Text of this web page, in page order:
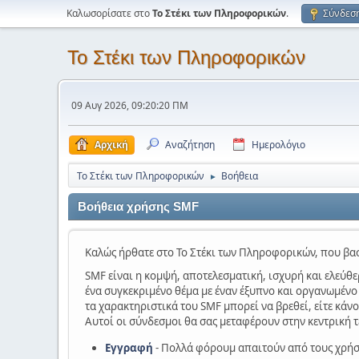
Καλωσορίσατε στοΤο Στέκι των Πληροφορικών.
Το Στέκι των Πληροφορικών
09 Αυγ 2026, 09:20:20 ΠΜ
Αρχική Αναζήτηση Ημερολόγιο
Το Στέκι των Πληροφορικών ► Βοήθεια
Βοήθεια χρήσης SMF
Καλώς ήρθατε στο Το Στέκι των Πληροφορικών, που
SMF είναι η κομψή, αποτελεσματική, ισχυρή και
ένα συγκεκριμένο θέμα με έναν έξυπνο και
τα χαρακτηριστικά του SMF μπορεί να βρεθεί, είτε
Αυτοί οι σύνδεσμοι θα σας μεταφέρουν στην
Εγγραφή - Πολλά φόρουμ απαιτούν από τους